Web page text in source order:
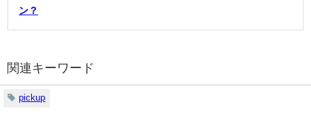
ン？
関連キーワード
pickup